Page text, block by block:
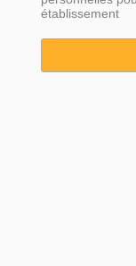
établissement